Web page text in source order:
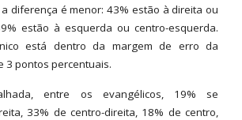
diferença é menor: 43% estão à direita ou
estão à esquerda ou centro-esquerda.
está dentro da margem de erro da
3 pontos percentuais.
entre os evangélicos, 19% se
33% de centro-direita, 18% de centro,